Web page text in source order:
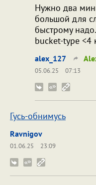
Нужно два
большой для
быстрому
bucket-type <4
alex_127
05.06.25
07:13
Гусь-обнимусь
Ravnigov
01.06.25
23:09